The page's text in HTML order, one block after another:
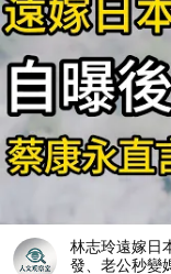
林志玲遠嫁日
發、老公秒變